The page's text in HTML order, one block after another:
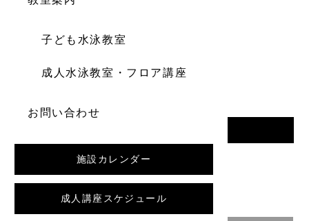
子ども水泳教室
成人水泳教室・フロア講座
お問い合わせ
施設カレンダー
成人講座スケジュール
前の記事